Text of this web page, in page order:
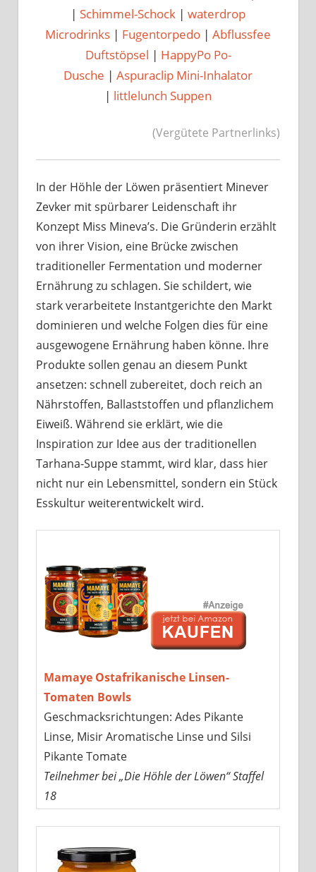
| Schimmel-Schock | waterdrop
Microdrinks | Fugentorpedo | Abflussfee
Duftstöpsel | HappyPo Po-
Dusche | Aspuraclip Mini-Inhalator
| littlelunch Suppen
(Vergütete Partnerlinks)
In der Höhle der Löwen präsentiert Minever
Zevker mit spürbarer Leidenschaft ihr
Konzept Miss Mineva’s. Die Gründerin erzählt
von ihrer Vision, eine Brücke zwischen
traditioneller Fermentation und moderner
Ernährung zu schlagen. Sie schildert, wie
stark verarbeitete Instantgerichte den Markt
dominieren und welche Folgen dies für eine
ausgewogene Ernährung haben könne. Ihre
Produkte sollen genau an diesem Punkt
ansetzen: schnell zubereitet, doch reich an
Nährstoffen, Ballaststoffen und pflanzlichem
Eiweiß. Während sie erklärt, wie die
Inspiration zur Idee aus der traditionellen
Tarhana-Suppe stammt, wird klar, dass hier
nicht nur ein Lebensmittel, sondern ein Stück
Esskultur weiterentwickelt wird.
Mamaye Ostafrikanische Linsen-
Tomaten Bowls
Geschmacksrichtungen: Ades Pikante
Linse, Misir Aromatische Linse und Silsi
Pikante Tomate
Teilnehmer bei „Die Höhle der Löwen“ Staffel
18